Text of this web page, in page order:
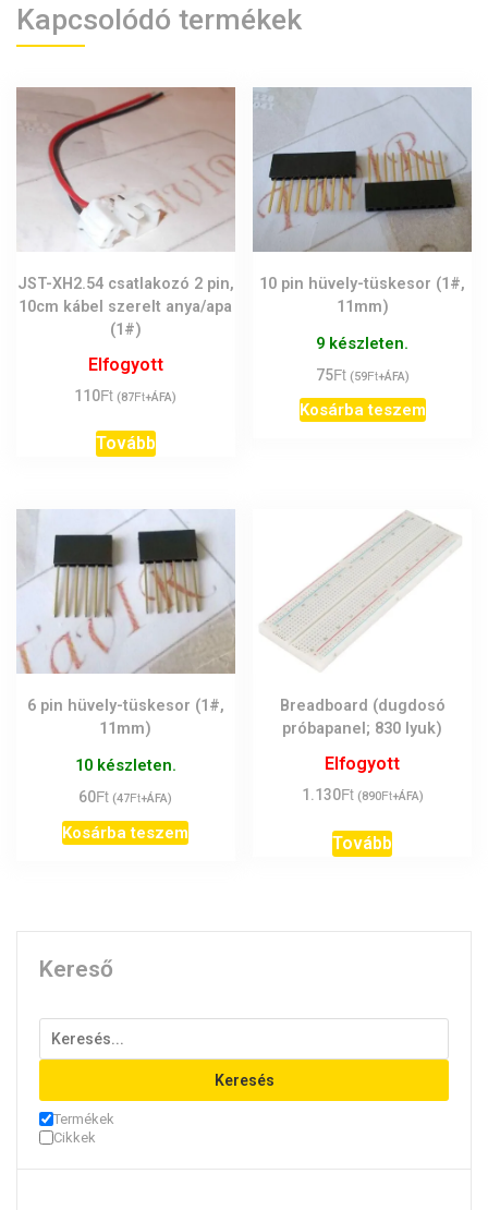
Kapcsolódó termékek
JST-XH2.54 csatlakozó 2 pin,
10cm kábel szerelt anya/apa
(1#)
Elfogyott
110Ft (87Ft+ÁFA)
Tovább
10 pin hüvely-tüskesor (1#,
11mm)
9 készleten.
75Ft (59Ft+ÁFA)
Kosárba teszem
6 pin hüvely-tüskesor (1#,
11mm)
10 készleten.
60Ft (47Ft+ÁFA)
Kosárba teszem
Breadboard (dugdosó
próbapanel; 830 lyuk)
Elfogyott
1.130Ft (890Ft+ÁFA)
Tovább
Kereső
Keresés
Termékek
Cikkek